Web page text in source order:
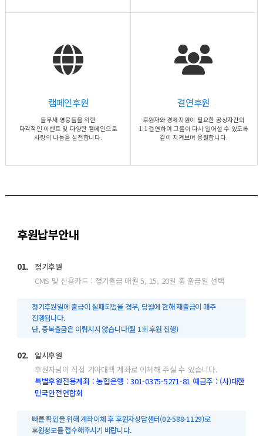
캠페인후원
들무새 영웅들을 위한
다각적인 이벤트 및 다양한 캠페인으로
사랑의 나눔을 실천합니다.
결연후원
후원자와 경제지원이 필요한 공상자간의
1:1 결연하여 그들이 다시 일어설 수 있도록
같이 지켜보며 응원합니다.
후원납부안내
01.
정기후원
CMS 및 신용카드 : 정기출금 매월 5, 15, 20일 중 출금일 선택
정기후원일에 출금이 실패되었을 경우, 당월에 한해 재출금이 매주
진행됩니다.
단, 중복출금은 이뤄지지 않습니다(월 1회 후원 진행)
02.
일시후원
후원자님이 직접 기아대책 계좌로 이체해 주실 수 있습니다.
특별후원전용계좌 : 농협은행 : 301-0375-5271-81 예금주 : (사)대한
민국안전연합회
빠른 확인을 위해 계좌이체 후 후원자상담센터(02-588-1129)로
후원정보를 접수해주시기 바랍니다.